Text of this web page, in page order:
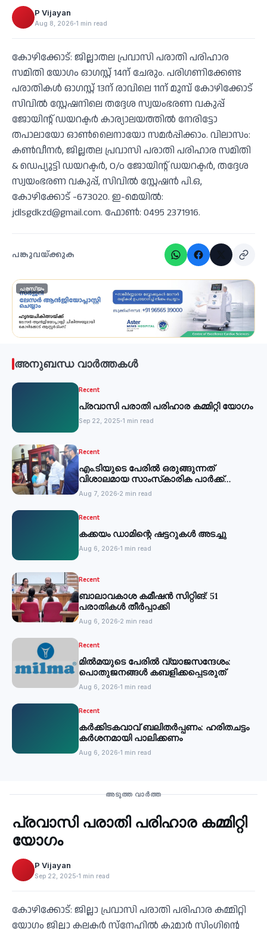
P Vijayan
Aug 8, 2026 1 min read
കോഴിക്കോട്: ജില്ലാതല പ്രവാസി പരാതി പരിഹാര
സമിതി യോഗം ഓഗസ്റ്റ് 14ന് ചേരും. പരിഗണിക്കേണ്ട
പരാതികള്‍ ഓഗസ്റ്റ് 13ന് രാവിലെ 11ന് മുമ്പ് കോഴിക്കോട്
സിവില്‍ സ്റ്റേഷനിലെ തദ്ദേശ സ്വയംഭരണ വകുപ്പ്
ജോയിന്റ് ഡയറക്ടര്‍ കാര്യാലയത്തില്‍ നേരിട്ടോ
തപാലായോ ഓണ്‍ലൈനായോ സമര്‍പ്പിക്കാം. വിലാസം:
കണ്‍വീനര്‍, ജില്ലതല പ്രവാസി പരാതി പരിഹാര സമിതി
& ഡെപ്യൂട്ടി ഡയറക്ടര്‍, O/o ജോയിന്റ് ഡയറക്ടര്‍, തദ്ദേശ
സ്വയംഭരണ വകുപ്പ്, സിവില്‍ സ്റ്റേഷന്‍ പി.ഒ,
കോഴിക്കോട് -673020. ഇ-മെയില്‍:
jdlsgdkzd@gmail.com. ഫോണ്‍: 0495 2371916.
പങ്കുവയ്ക്കുക
പരസ്യം
അനുബന്ധ വാർത്തകൾ
Recent
പ്രവാസി പരാതി പരിഹാര കമ്മിറ്റി യോഗം
Sep 22, 2025 1 min read
Recent
എം.ടിയുടെ പേരില്‍ ഒരുങ്ങുന്നത്
വിശാലമായ സാംസ്‌കാരിക പാര്‍ക്ക്
-മന്ത്രി
Aug 7, 2026 2 min read
Recent
കക്കയം ഡാമിന്റെ ഷട്ടറുകള്‍ അടച്ചു
Aug 6, 2026 1 min read
Recent
ബാലാവകാശ കമീഷന്‍ സിറ്റിങ്: 51
പരാതികള്‍ തീര്‍പ്പാക്കി
Aug 6, 2026 2 min read
Recent
മില്‍മയുടെ പേരില്‍ വ്യാജസന്ദേശം:
പൊതുജനങ്ങള്‍ കബളിക്കപ്പെടരുത്
Aug 6, 2026 1 min read
Recent
കര്‍ക്കിടകവാവ് ബലിതര്‍പ്പണം: ഹരിതചട്ടം
കര്‍ശനമായി പാലിക്കണം
Aug 6, 2026 1 min read
അടുത്ത വാർത്ത
‹
പ്രവാസി പരാതി പരിഹാര കമ്മിറ്റി
യോഗം
P Vijayan
Sep 22, 2025 1 min read
കോഴിക്കോട്: ജില്ലാ പ്രവാസി പരാതി പരിഹാര കമ്മിറ്റി
യോഗം ജില്ലാ കലക്ടര്‍ സ്നേഹില്‍ കുമാര്‍ സിംഗിന്റെ